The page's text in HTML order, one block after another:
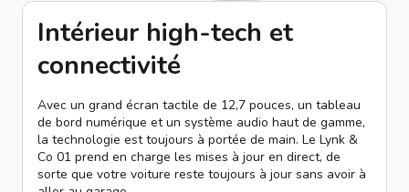
Intérieur high-tech et
connectivité
Avec un grand écran tactile de 12,7 pouces, un tableau
de bord numérique et un système audio haut de gamme,
la technologie est toujours à portée de main. Le Lynk &
Co 01 prend en charge les mises à jour en direct, de
sorte que votre voiture reste toujours à jour sans avoir à